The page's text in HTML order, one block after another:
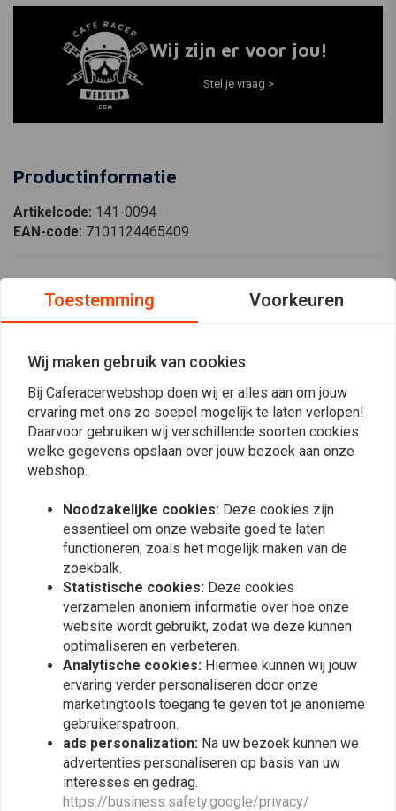
Wij zijn er voor jou!
Stel je vraag >
Productinformatie
Artikelcode: 141-0094
EAN-code: 7101124465409
Ducati 1000 1975-1985
Voorvorkveren Set
vorkveren, speciaal ontworpen voor modellen van 1975 tot 1985. Deze
vorkveren zijn ontworpen om de rijeigenschappen te verbeteren en
zorgen voor een soepeler en gecontroleerder rijgedrag. De progressieve
wikkeltechnologie zorgt ervoor dat de veren sterker worden naarmate
de vering wordt samengedrukt, voor een betere stabiliteit en
Belangrijkste kenmerken
Progressieve wikkeling: Verhoogt de veerkracht bij
compressie voor betere rijeigenschappen.
Certificering:Wordt geleverd met TUV- of ABE-certificering,
voor gegarandeerde kwaliteit en veiligheidsnormen.
Compatibiliteit
Deze vorkveren zijn compatibel met Ducati 1000-modellen die tussen
1975 en 1985 zijn gefabriceerd, waardoor ze een ideale upgrade vormen
voor liefhebbers van vintage motorfietsen die de ophanging van hun
motor willen verbeteren.
Installatie
De installatie van de Hagon Progressive voorvorkveren is eenvoudig.
Lees meer
Reviews
Plaats ook een review
Toestemming Voorkeuren
Wij maken gebruik van cookies
Bij Caferacerwebshop doen wij er alles aan om jouw
ervaring met ons zo soepel mogelijk te laten verlopen!
Daarvoor gebruiken wij verschillende soorten cookies
welke gegevens opslaan over jouw bezoek aan onze
webshop.
Noodzakelijke cookies: Deze cookies zijn
essentieel om onze website goed te laten
functioneren, zoals het mogelijk maken van de
zoekbalk.
Statistische cookies: Deze cookies
verzamelen anoniem informatie over hoe onze
website wordt gebruikt, zodat we deze kunnen
optimaliseren en verbeteren.
Analytische cookies: Hiermee kunnen wij jouw
ervaring verder personaliseren door onze
marketingtools toegang te geven tot je anonieme
gebruikerspatroon.
ads personalization: Na uw bezoek kunnen we
advertenties personaliseren op basis van uw
interesses en gedrag.
https://business.safety.google/privacy/